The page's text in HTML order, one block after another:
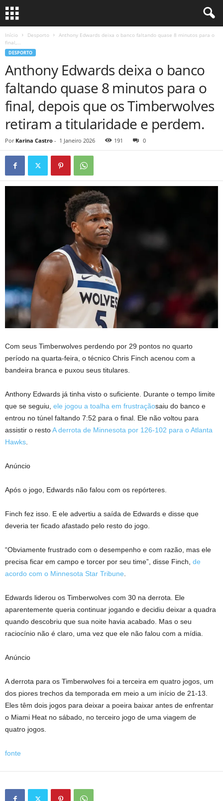
Início Desporto
Anthony Edwards deixa o banco faltando quase 8 minutos para o
final,...
DESPORTO
Anthony Edwards deixa o banco
faltando quase 8 minutos para o
final, depois que os Timberwolves
retiram a titularidade e perdem.
Por Karina Castro - 1 Janeiro 2026 191 0
Com seus Timberwolves perdendo por 29 pontos no quarto
período na quarta-feira, o técnico Chris Finch acenou com a
bandeira branca e puxou seus titulares.
Anthony Edwards já tinha visto o suficiente. Durante o tempo limite
que se seguiu, ele jogou a toalha em frustraçãosaiu do banco e
entrou no túnel faltando 7:52 para o final. Ele não voltou para
assistir o restoA derrota de Minnesota por 126-102 para o Atlanta
Hawks.
Anúncio
Após o jogo, Edwards não falou com os repórteres.
Finch fez isso. E ele advertiu a saída de Edwards e disse que
deveria ter ficado afastado pelo resto do jogo.
“Obviamente frustrado com o desempenho e com razão, mas ele
precisa ficar em campo e torcer por seu time”, disse Finch, de
acordo com o Minnesota Star Tribune.
Edwards liderou os Timberwolves com 30 na derrota. Ele
aparentemente queria continuar jogando e decidiu deixar a quadra
quando descobriu que sua noite havia acabado. Mas o seu
raciocínio não é claro, uma vez que ele não falou com a mídia.
Anúncio
A derrota para os Timberwolves foi a terceira em quatro jogos, um
dos piores trechos da temporada em meio a um início de 21-13.
Eles têm dois jogos para deixar a poeira baixar antes de enfrentar
o Miami Heat no sábado, no terceiro jogo de uma viagem de
quatro jogos.
fonte